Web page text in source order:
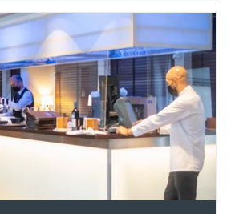
eleifend lorem. Ut eget tellus ut
vitae sed felis. Nulla suscipit ligula
laoreet quis. Curabitur quis lacus
laoreet vestibulum at leo.